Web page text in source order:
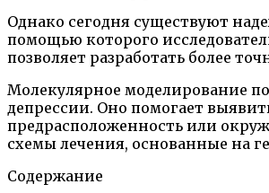
Однако сегодня существуют
помощью которого
позволяет разработать более
Молекулярное моделирование
депрессии. Оно помогает
предрасположенность или
схемы лечения, основанные на
Содержание